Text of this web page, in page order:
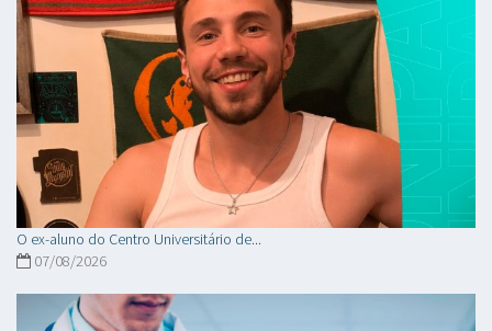
O ex-aluno do Centro Universitário de...
07/08/2026